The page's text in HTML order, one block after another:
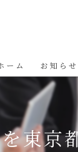
ーム お知らせ
東京